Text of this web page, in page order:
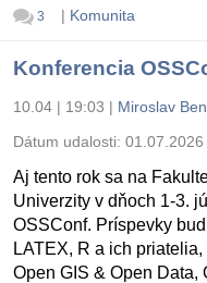
3 | Komunita
Konferencia
10.04 | 19:03 | Miroslav
Dátum udalosti: 01.07.2026
Aj tento rok sa na
Univerzity v dňoch 1-3.
OSSConf. Príspevky
LATEX, R a ich
Open GIS & Open Data,